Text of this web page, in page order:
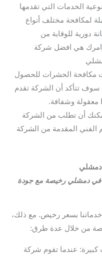
الخدمات التي تقدمها
لمكافحة مختلف أنواع
دورية للوقاية من
هي افضل شركة
مكافحة الحشرات للحصول
سوف تتأكد أن الشركة تقدم
معقولة وشفافة.
أن تطلب من الشركة
المقدمة من الشركة
دمشلي رخيصة مع جودة
بسعر رخيص. مع ذلك،
من خلال عدة طرق:
كبيرة: عندما تقوم شركة